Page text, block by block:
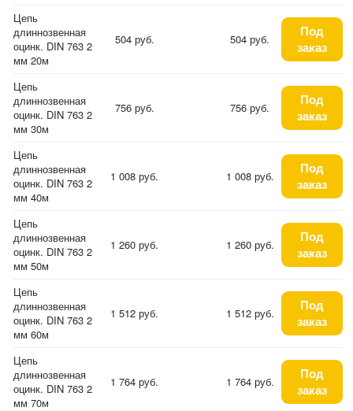
Цепь
длиннозвенная
оцинк. DIN 763 2
мм 20м
504 руб. 504 руб.
Под
заказ
Цепь
длиннозвенная
оцинк. DIN 763 2
мм 30м
756 руб. 756 руб.
Под
заказ
Цепь
длиннозвенная
оцинк. DIN 763 2
мм 40м
1 008 руб. 1 008 руб.
Под
заказ
Цепь
длиннозвенная
оцинк. DIN 763 2
мм 50м
1 260 руб. 1 260 руб.
Под
заказ
Цепь
длиннозвенная
оцинк. DIN 763 2
мм 60м
1 512 руб. 1 512 руб.
Под
заказ
Цепь
длиннозвенная
оцинк. DIN 763 2
мм 70м
1 764 руб. 1 764 руб.
Под
заказ